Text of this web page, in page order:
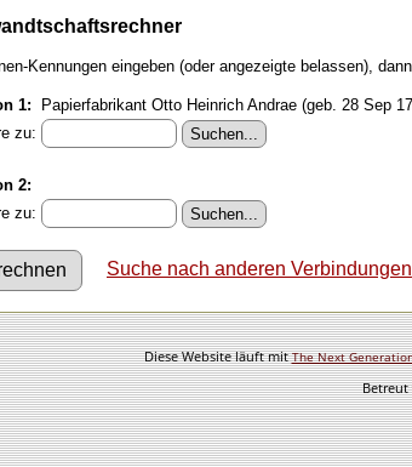
Kennungen eingeben (oder angezeigte belassen),
1:
Papierfabrikant Otto Heinrich Andrae (geb. 28 Sep
zu:
2:
zu:
Suche nach anderen Verbindungen
Diese Website läuft mitThe Next